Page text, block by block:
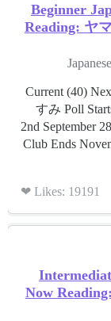
Beginner
Reading: ヤ
Current (40)
すみ Poll
2nd September
Club Ends
Likes: 19191 ❤
Now